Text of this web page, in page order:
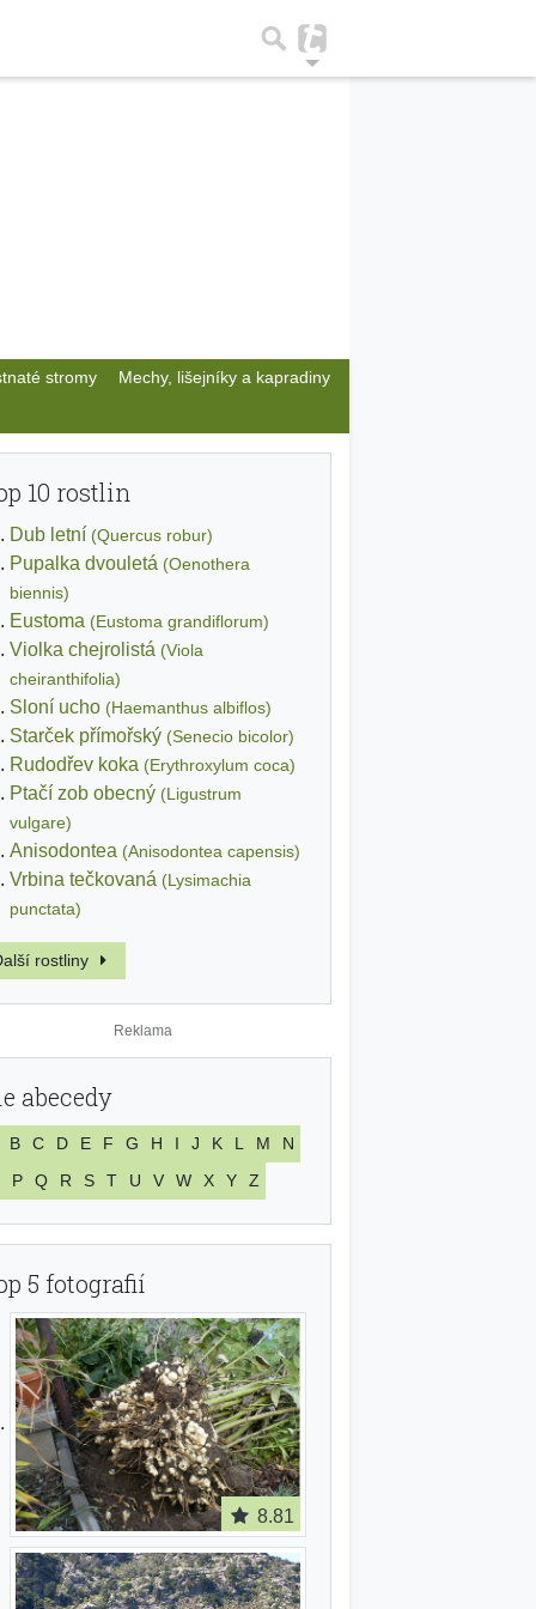
stromy Mechy, lišejníky a kapradiny
10 rostlin
Dub letní (Quercus robur)
Pupalka dvouletá (Oenothera
biennis)
Eustoma (Eustoma grandiflorum)
Violka chejrolistá (Viola
cheiranthifolia)
Sloní ucho (Haemanthus albiflos)
Starček přímořský (Senecio bicolor)
Rudodřev koka (Erythroxylum coca)
Ptačí zob obecný (Ligustrum
vulgare)
Anisodontea (Anisodontea capensis)
Vrbina tečkovaná (Lysimachia
punctata)
rostliny
abecedy
B C D E F G H I J K L M
N
P
Q R S T U V W X Y Z
5 fotografií
8.81